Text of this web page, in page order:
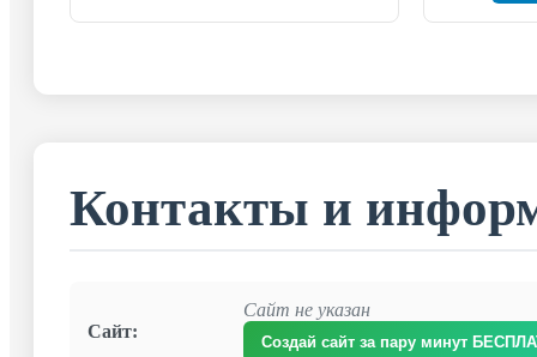
Контакты и
Сайт:
Сайт не указан
Создай сайт за пару минут